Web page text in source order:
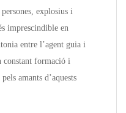
explosius i
imprescindible en
entre l’agent guia i
constant formació i
amants d’aquests